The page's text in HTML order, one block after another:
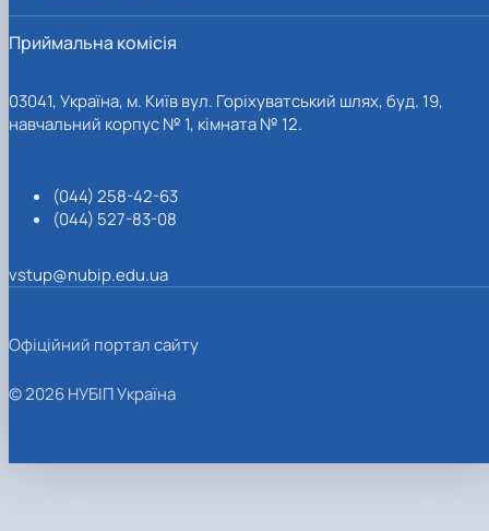
Приймальна комісія
03041, Україна, м. Київ вул. Горіхуватський шлях, буд. 19,
навчальний корпус № 1, кімната № 12.
(044) 258-42-63
(044) 527-83-08
vstup@nubip.edu.ua
Офіційний портал сайту
© 2026 НУБІП Україна